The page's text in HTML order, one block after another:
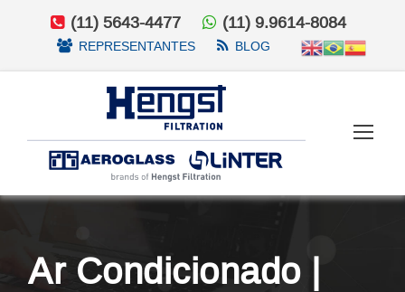
(11) 5643-4477 (11) 9.9614-8084
REPRESENTANTES BLOG
Ar Condicionado |